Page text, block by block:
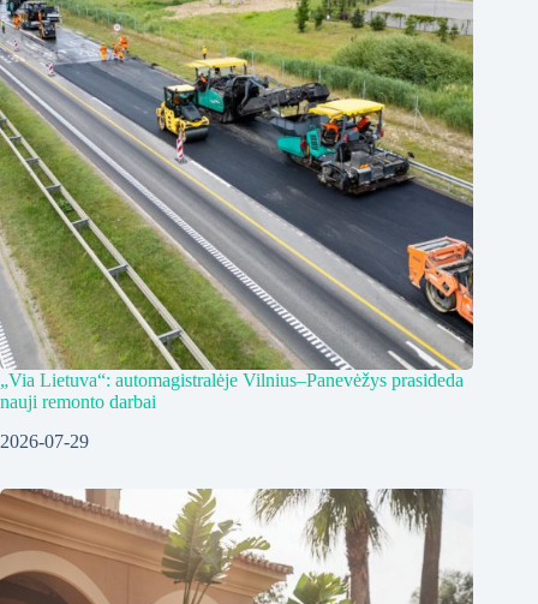
„Via Lietuva“: automagistralėje Vilnius–Panevėžys prasideda
nauji remonto darbai
2026-07-29